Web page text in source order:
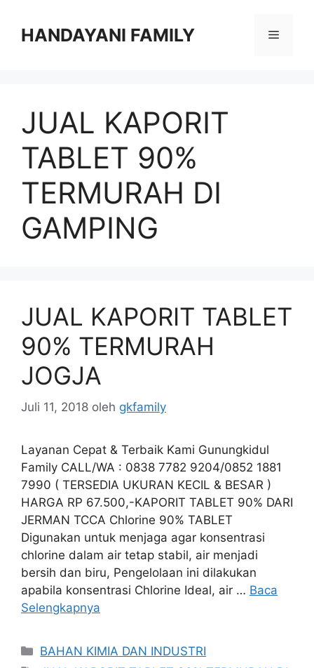
HANDAYANI FAMILY Menu
JUAL KAPORIT
TABLET 90%
TERMURAH DI
GAMPING
JUAL KAPORIT TABLET
90% TERMURAH
JOGJA
Juli 11, 2018 oleh gkfamily
Layanan Cepat & Terbaik Kami Gunungkidul
Family CALL/WA : 0838 7782 9204/0852 1881
7990 ( TERSEDIA UKURAN KECIL & BESAR )
HARGA RP 67.500,-KAPORIT TABLET 90% DARI
JERMAN TCCA Chlorine 90% TABLET
Digunakan untuk menjaga agar konsentrasi
chlorine dalam air tetap stabil, air menjadi
bersih dan biru, Pengelolaan ini dilakukan
apabila konsentrasi Chlorine Ideal, air … Baca
Selengkapnya
Kategori
BAHAN KIMIA DAN INDUSTRI